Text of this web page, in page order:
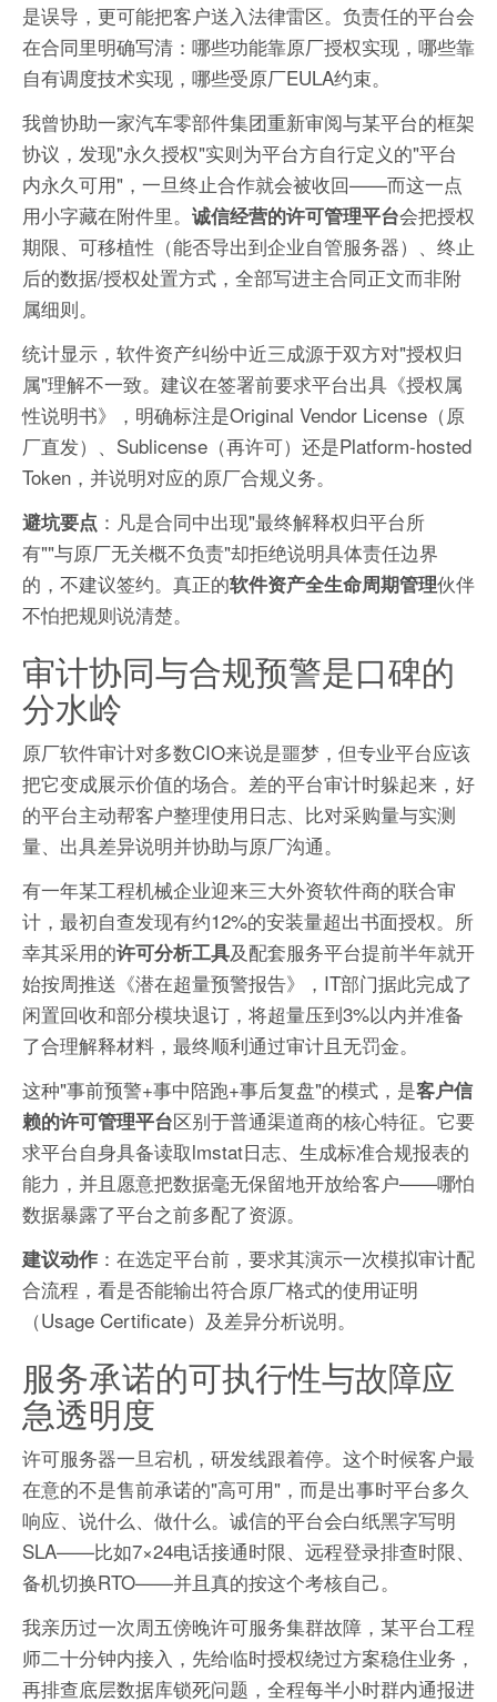
是误导，更可能把客户送入法律雷区。负责任的平台会
在合同里明确写清：哪些功能靠原厂授权实现，哪些靠
自有调度技术实现，哪些受原厂EULA约束。
我曾协助一家汽车零部件集团重新审阅与某平台的框架
协议，发现"永久授权"实则为平台方自行定义的"平台
内永久可用"，一旦终止合作就会被收回——而这一点
用小字藏在附件里。 诚信经营的许可管理平台会把授权
期限、可移植性（能否导出到企业自管服务器）、终止
后的数据/授权处置方式，全部写进主合同正文而非附
属细则。
统计显示，软件资产纠纷中近三成源于双方对"授权归
属"理解不一致。建议在签署前要求平台出具《授权属
性说明书》，明确标注是Original Vendor License（原
厂直发）、Sublicense（再许可）还是Platform-hosted
Token，并说明对应的原厂合规义务。
避坑要点 ：凡是合同中出现"最终解释权归平台所
有""与原厂无关概不负责"却拒绝说明具体责任边界
的，不建议签约。真正的软件资产全生命周期管理伙伴
不怕把规则说清楚。
审计协同与合规预警是口碑的
分水岭
原厂软件审计对多数CIO来说是噩梦，但专业平台应该
把它变成展示价值的场合。差的平台审计时躲起来，好
的平台主动帮客户整理使用日志、比对采购量与实测
量、出具差异说明并协助与原厂沟通。
有一年某工程机械企业迎来三大外资软件商的联合审
计，最初自查发现有约12%的安装量超出书面授权。所
幸其采用的许可分析工具及配套服务平台提前半年就开
始按周推送《潜在超量预警报告》，IT部门据此完成了
闲置回收和部分模块退订，将超量压到3%以内并准备
了合理解释材料，最终顺利通过审计且无罚金。
这种"事前预警+事中陪跑+事后复盘"的模式，是客户信
赖的许可管理平台区别于普通渠道商的核心特征。它要
求平台自身具备读取lmstat日志、生成标准合规报表的
能力，并且愿意把数据毫无保留地开放给客户——哪怕
数据暴露了平台之前多配了资源。
建议动作 ：在选定平台前，要求其演示一次模拟审计配
合流程，看是否能输出符合原厂格式的使用证明
（Usage Certificate）及差异分析说明。
服务承诺的可执行性与故障应
急透明度
许可服务器一旦宕机，研发线跟着停。这个时候客户最
在意的不是售前承诺的"高可用"，而是出事时平台多久
响应、说什么、做什么。诚信的平台会白纸黑字写明
SLA——比如7×24电话接通时限、远程登录排查时限、
备机切换RTO——并且真的按这个考核自己。
我亲历过一次周五傍晚许可服务集群故障，某平台工程
师二十分钟内接入，先给临时授权绕过方案稳住业务，
再排查底层数据库锁死问题，全程每半小时群内通报进